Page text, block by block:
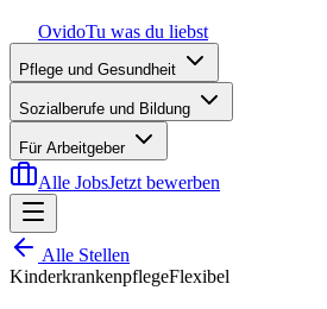
OvidoTu was du liebst
Pflege und Gesundheit
Sozialberufe und Bildung
Für Arbeitgeber
Alle JobsJetzt bewerben
Alle Stellen
KinderkrankenpflegeFlexibel